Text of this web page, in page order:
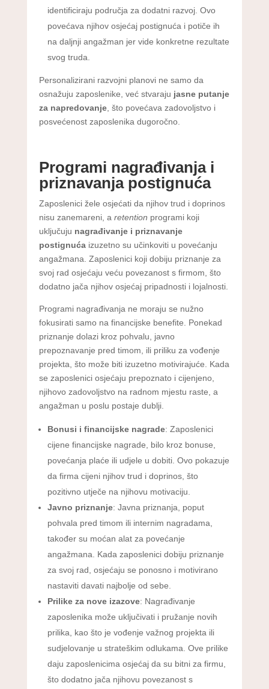
identificiraju područja za dodatni razvoj. Ovo
povećava njihov osjećaj postignuća i potiče ih
na daljnji angažman jer vide konkretne rezultate
svog truda.
Personalizirani razvojni planovi ne samo da
osnažuju zaposlenike, već stvaraju jasne putanje
za napredovanje, što povećava zadovoljstvo i
posvećenost zaposlenika dugoročno.
Programi nagrađivanja i
priznavanja postignuća
Zaposlenici žele osjećati da njihov trud i doprinos
nisu zanemareni, a retention programi koji
uključuju nagrađivanje i priznavanje
postignućaizuzetno su učinkoviti u povećanju
angažmana. Zaposlenici koji dobiju priznanje za
svoj rad osjećaju veću povezanost s firmom, što
dodatno jača njihov osjećaj pripadnosti i lojalnosti.
Programi nagrađivanja ne moraju se nužno
fokusirati samo na financijske benefite. Ponekad
priznanje dolazi kroz pohvalu, javno
prepoznavanje pred timom, ili priliku za vođenje
projekta, što može biti izuzetno motivirajuće. Kada
se zaposlenici osjećaju prepoznato i cijenjeno,
njihovo zadovoljstvo na radnom mjestu raste, a
angažman u poslu postaje dublji.
Bonusi i financijske nagrade: Zaposlenici
cijene financijske nagrade, bilo kroz bonuse,
povećanja plaće ili udjele u dobiti. Ovo pokazuje
da firma cijeni njihov trud i doprinos, što
pozitivno utječe na njihovu motivaciju.
Javno priznanje: Javna priznanja, poput
pohvala pred timom ili internim nagradama,
također su moćan alat za povećanje
angažmana. Kada zaposlenici dobiju priznanje
za svoj rad, osjećaju se ponosno i motivirano
nastaviti davati najbolje od sebe.
Prilike za nove izazove: Nagrađivanje
zaposlenika može uključivati i pružanje novih
prilika, kao što je vođenje važnog projekta ili
sudjelovanje u strateškim odlukama. Ove prilike
daju zaposlenicima osjećaj da su bitni za firmu,
što dodatno jača njihovu povezanost s